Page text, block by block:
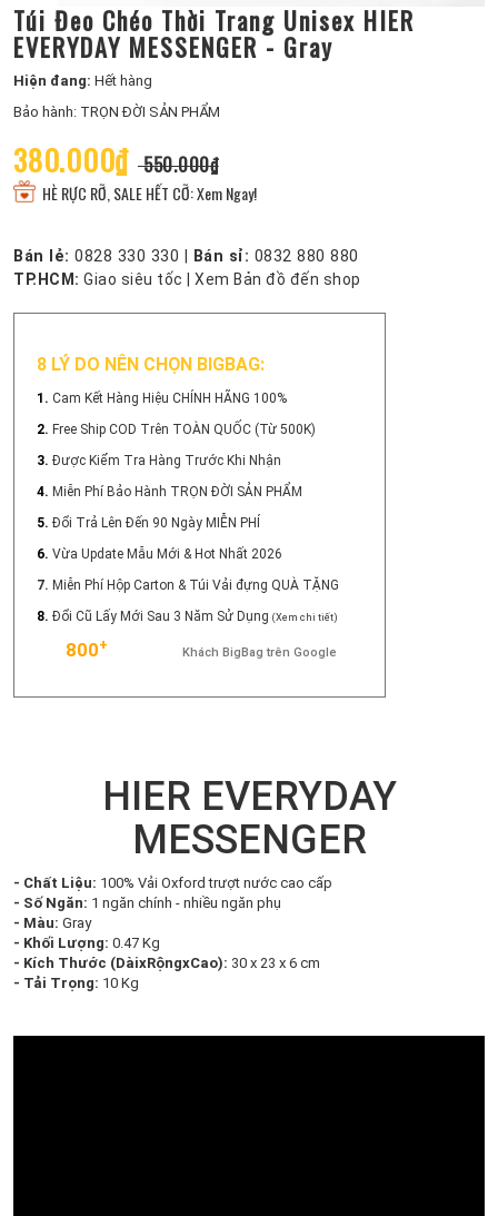
Túi Đeo Chéo Thời Trang Unisex HIER
EVERYDAY MESSENGER - Gray
Hiện đang: Hết hàng
Bảo hành: TRỌN ĐỜI SẢN PHẨM
380.000₫ 550.000₫
HÈ RỰC RỠ, SALE HẾT CỠ: Xem Ngay!
Bán lẻ: 0828 330 330 Bán sỉ: 0832 880 880
TP.HCM: Giao siêu tốc Xem Bản đồ đến shop
8 LÝ DO NÊN CHỌN BIGBAG:
1. Cam Kết Hàng Hiệu CHÍNH HÃNG 100%
2. Free Ship COD Trên TOÀN QUỐC (Từ 500K)
3. Được Kiểm Tra Hàng Trước Khi Nhận
4. Miễn Phí Bảo Hành TRỌN ĐỜI SẢN PHẨM
5. Đổi Trả Lên Đến 90 Ngày MIỄN PHÍ
6. Vừa Update Mẫu Mới & Hot Nhất 2026
7. Miễn Phí Hộp Carton & Túi Vải đựng QUÀ TẶNG
8. Đổi Cũ Lấy Mới Sau 3 Năm Sử Dụng (Xem chi tiết)
800+ Khách BigBag trên Google
HIER EVERYDAY
MESSENGER
- Chất Liệu: 100% Vải Oxford trượt nước cao cấp
- Số Ngăn: 1 ngăn chính - nhiều ngăn phụ
- Màu: Gray
- Khối Lượng: 0.47 Kg
- Kích Thước (DàixRộngxCao): 30 x 23 x 6 cm
- Tải Trọng: 10 Kg